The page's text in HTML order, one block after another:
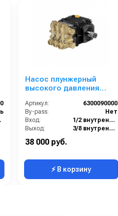
Насос плунжерный
высокого давления
1450 об/мин. вал ø 24 мм
Артикул:
6300090000
By-pass:
Нет
Вход:
1/2 внутренняя резьба
Выход:
3/8 внутренняя резьба
Производительность (л/мин):
38 000 руб.
⚡ В корзину